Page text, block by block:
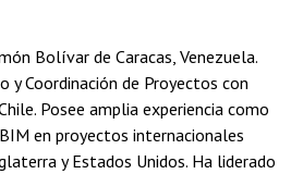
Bolívar de Caracas, Venezuela.
y Coordinación de Proyectos con
Posee amplia experiencia como
en proyectos internacionales
y Estados Unidos. Ha liderado